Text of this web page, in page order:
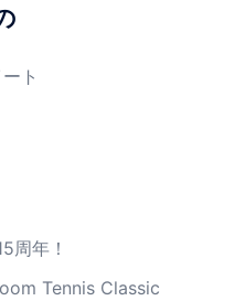
ト
周年！
Tennis Classic